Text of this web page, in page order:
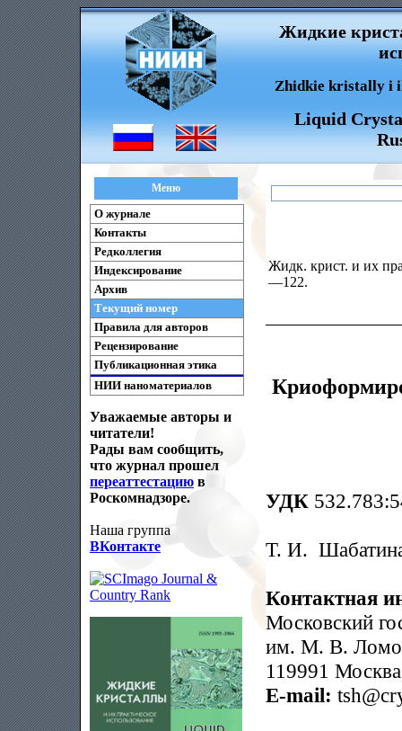
Жидкие
Zhidkie kristally i
Liquid
Меню
О журнале
Контакты
Редколлегия
Индексирование
Архив
Текущий номер
Правила для авторов
Рецензирование
Публикационная этика
НИИ наноматериалов
Уважаемые авторы и
читатели!
Рады вам сообщить,
что журнал прошел
переаттестацию в
Роскомнадзоре.
Наша группа
ВКонтакте
Жидк. крист. и их
—122.
УДК
Т. И.
Контактная
Московский
им. М. В.
119991
E-mail: